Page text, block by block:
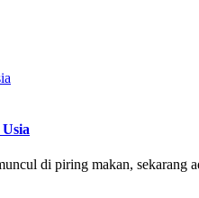
di piring makan,